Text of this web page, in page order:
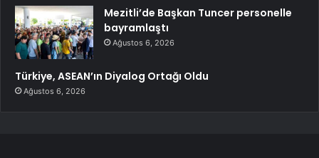
Mezitli’de Başkan Tuncer personelle
bayramlaştı
Ağustos 6, 2026
Türkiye, ASEAN’ın Diyalog Ortağı Oldu
Ağustos 6, 2026